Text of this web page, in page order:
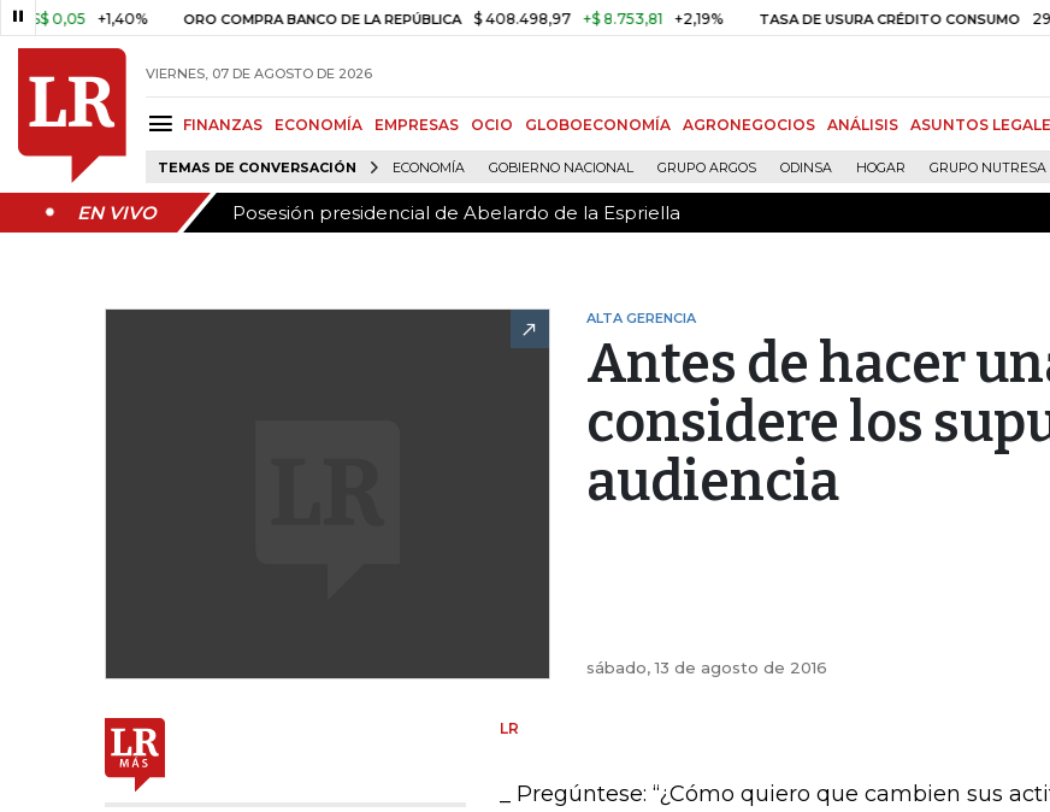
0,05 +1,40% ORO COMPRA BANCO DE LA REPÚBLICA $ 408.498,97 +$ 8.753,81 +2,19% TASA DE USURA CRÉDITO CONSUMO 29,66%
VIERNES, 07 DE AGOSTO DE 2026
FINANZAS ECONOMÍA EMPRESAS OCIO GLOBOECONOMÍA AGRONEGOCIOS ANÁLISIS ASUNTOS
TEMAS DE CONVERSACIÓN ECONOMÍA GOBIERNO NACIONAL GRUPO ARGOS ODINSA HOGAR GRUPO NUTRESA
EN VIVO Posesión presidencial de Abelardo de la Espriella
EN VIVO Posesión presidencial de Abelardo de la Espriella
ALTA GERENCIA
Antes de hacer
considere los
audiencia
sábado, 13 de agosto de 2016
LR
_ Pregúntese: “¿Cómo quiero que cambien sus